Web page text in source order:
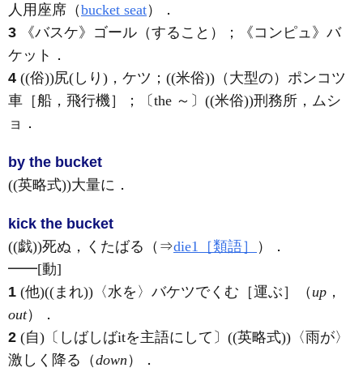
人用座席（bucket seat）
．
3
《バスケ》 ゴール（すること）； 《コンピュ》 バ
ケット ．
4 ((俗))尻(しり) ，ケツ；((米俗))（大型の）ポンコツ
車［船，飛行機］；〔the ～〕((米俗))刑務所，ムシ
ョ ．
by the bucket
((英略式))大量に ．
kick the bucket
((戯))死ぬ，くたばる（⇒die1［類語］ ）
．
━━[動]
1 (他)((まれ))〈水を〉バケツでくむ［運ぶ］（ up ，
out）
．
2 (自) 〔しばしばitを主語にして〕((英略式))〈雨が〉
激しく降る（down ）
．